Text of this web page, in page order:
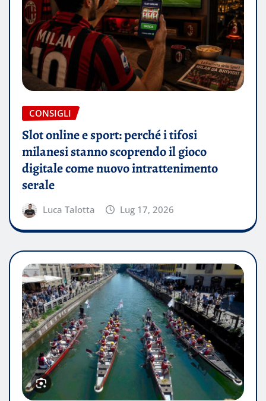
CONSIGLI
Slot online e sport: perché i tifosi
milanesi stanno scoprendo il gioco
digitale come nuovo intrattenimento
serale
Luca Talotta Lug 17, 2026